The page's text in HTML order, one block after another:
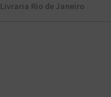
Livraria Rio de Janeiro